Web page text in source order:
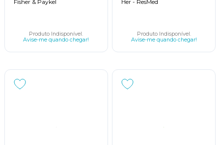
Fisher & Paykel
Produto Indisponível.
Avise-me quando chegar!
Her - ResMed
Produto Indisponível.
Avise-me quando chegar!